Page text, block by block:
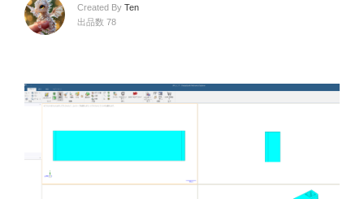
Created By Ten
出品数 78